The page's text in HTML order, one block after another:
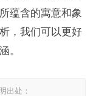
蕴含的寓意和象
，我们可以更好
。
出处：